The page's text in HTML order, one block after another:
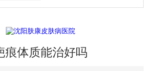
痕体质能治好吗